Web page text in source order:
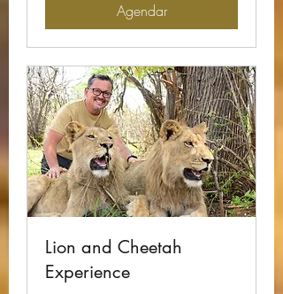
Agendar
Lion and Cheetah
Experience